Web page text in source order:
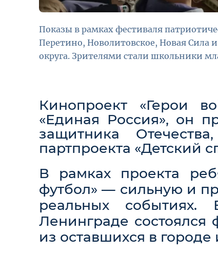
Показы в рамках фестиваля
Перетино, Новолитовское, Новая Сила
округа. Зрителями стали школьники
Кинопроект «Герои
«Единая Россия», он
защитника
партпроекта «Детский
В рамках проекта
футбол» — сильную и
реальных
Ленинграде
из оставшихся в